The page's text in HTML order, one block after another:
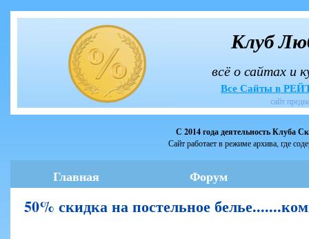
Клуб
всё о сайтах и
Все Сайты в
сайт
С 2014 года деятельность Клуба
Сайт работает в режиме архива, где
Главная Форум
50% скидка на постельное